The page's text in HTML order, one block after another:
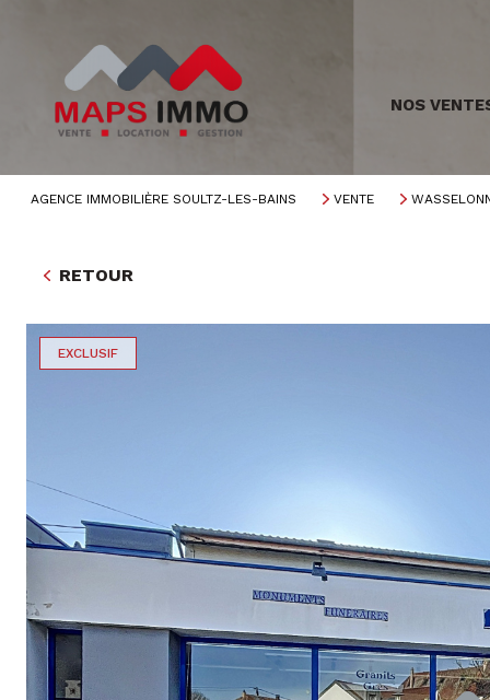
NOS
AGENCE IMMOBILIÈRE SOULTZ-LES-BAINS VENTE
RETOUR
EXCLUSIF